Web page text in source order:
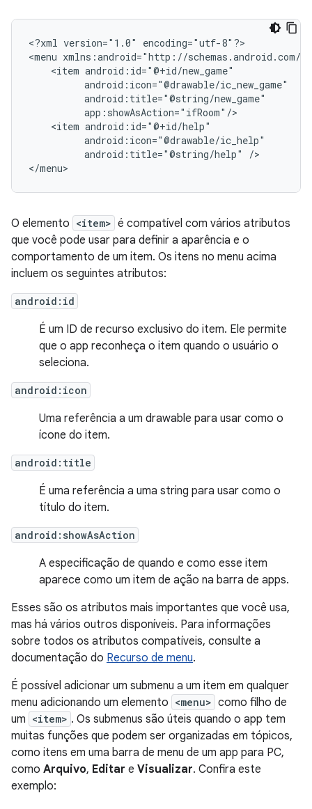
<?xml version="1.0"
encoding="utf-8"?>
<menu
<item
<item
android:title="@string/help"
/>
</menu>
O elemento <item> é compatível com vários atributos
que você pode usar para definir a aparência e o
comportamento de um item. Os itens no menu acima
incluem os seguintes atributos:
android:id
É um ID de recurso exclusivo do item. Ele permite
que o app reconheça o item quando o usuário o
seleciona.
android:icon
Uma referência a um drawable para usar como o
ícone do item.
android:title
É uma referência a uma string para usar como o
título do item.
android:showAsAction
A especificação de quando e como esse item
aparece como um item de ação na barra de apps.
Esses são os atributos mais importantes que você usa,
mas há vários outros disponíveis. Para informações
sobre todos os atributos compatíveis, consulte a
documentação do Recurso de menu.
É possível adicionar um submenu a um item em qualquer
menu adicionando um elemento <menu> como filho de
um <item> . Os submenus são úteis quando o app tem
muitas funções que podem ser organizadas em tópicos,
como itens em uma barra de menu de um app para PC,
como Arquivo, Editar e Visualizar. Confira este
exemplo: